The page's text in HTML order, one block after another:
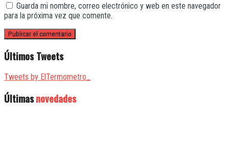
Guarda mi nombre, correo electrónico y web en este navegador
para la próxima vez que comente.
Últimos Tweets
Tweets by ElTermometro_
Últimasnovedades